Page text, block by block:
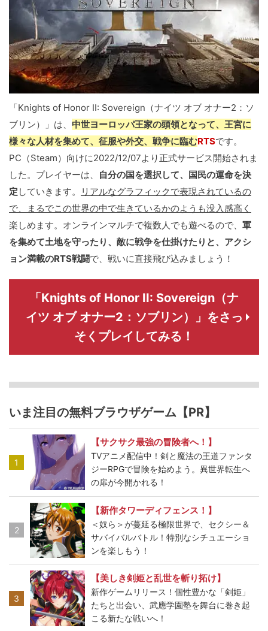
「Knights of Honor II: Sovereign（ナイツ オブ オナー2：ソ
ブリン）」は、 中世ヨーロッパ王家の頭領となって、王宮に
様々な人材を集めて、征服や外交、戦争に臨むRTSです。
PC（Steam）向けに2022/12/07より正式サービス開始されま
した。プレイヤーは、
自分の国を選択して、国民の運命を決
定 していきます。
リアルなグラフィックで表現されているの
で、まるでこの世界の中で生きているかのようも没入感高く
楽しめます。オンラインマルチで複数人でも遊べるので、 軍
を集めて土地を守ったり、敵に戦争を仕掛けたりと、アクシ
ョン満載のRTS戦闘で、戦いに直接飛び込みましょう！
「Knights of Honor II: Sovereign（ナ
イツ オブ オナー2：ソブリン）」をさっ
そくプレイしてみる！
いま注目の無料ブラウザゲーム【PR】
1
【サクサク最強の冒険者へ！】
TVアニメ配信中！剣と魔法の王道ファンタ
ジーRPGで冒険を始めよう。異世界転生へ
の扉が今開かれる！
2
【新作タワーディフェンス！】
＜奴ら＞が蔓延る極限世界で、セクシー＆
サバイバルバトル！特別なシチュエーショ
ンを楽しもう！
3
【美しき剣姫と乱世を斬り拓け】
新作ゲームリリース！個性豊かな「剣姫」
たちと出会い、武應学園塾を舞台に巻き起
こる新たな戦いへ！